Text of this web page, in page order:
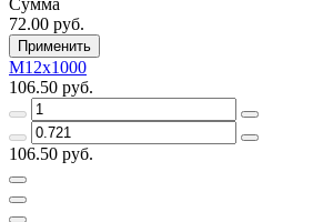
72.00 руб.
Применить
М12х1000
106.50 руб.
106.50 руб.